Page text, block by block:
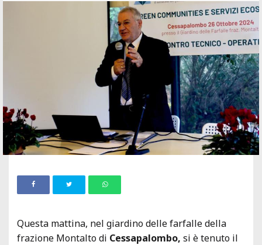
Questa mattina, nel giardino delle farfalle della
frazione Montalto di Cessapalombo, si è tenuto il